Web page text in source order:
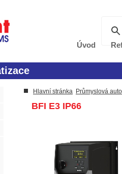
Úvod
Hlavní stránka Průmyslová
BFI E3 IP66